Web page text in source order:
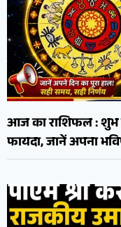
आज का राशिफल : शुभ
फायदा, जानें अपना